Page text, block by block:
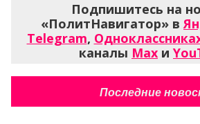
Подпишитесь на
«ПолитНавигатор» в
Telegram,
каналы Max и
Последние